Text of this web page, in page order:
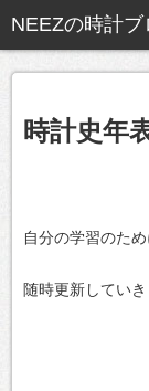
NEEZの時計ブ
時計史年
自分の学習のた
随時更新していき